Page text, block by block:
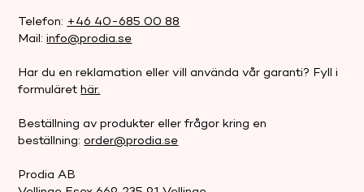
Telefon: +46 40-685 00 88
Mail:info@prodia.se
Har du en reklamation eller vill använda vår garanti? Fyll i
formulärethär.
Beställning av produkter eller frågor kring en
beställning:order@prodia.se
Prodia AB